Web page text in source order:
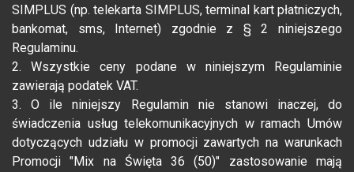
SIMPLUS (np. telekarta SIMPLUS, terminal kart płatniczych,
bankomat, sms, Internet) zgodnie z § 2 niniejszego
Regulaminu.
2. Wszystkie ceny podane w niniejszym Regulaminie
zawierają podatek VAT.
3. O ile niniejszy Regulamin nie stanowi inaczej, do
świadczenia usług telekomunikacyjnych w ramach Umów
dotyczących udziału w promocji zawartych na warunkach
Promocji "Mix na Święta 36 (50)" zastosowanie mają